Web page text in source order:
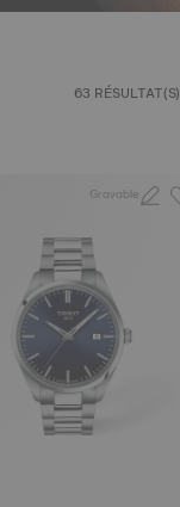
63 RÉSULTAT(S)
Gravable